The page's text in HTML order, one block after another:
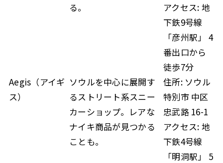
る。
アクセス: 地
下鉄9号線
「彦州駅」 4
番出口から
徒歩7分
Aegis（アイギ
ス）
ソウルを中心に展開す
るストリート系スニー
カーショップ。レアな
ナイキ商品が見つかる
ことも。
住所: ソウル
特別市 中区
忠武路 16-1
アクセス: 地
下鉄4号線
「明洞駅」 5